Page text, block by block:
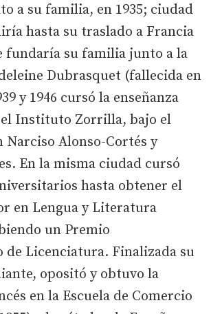
a su familia, en 1935; ciudad
hasta su traslado a Francia
fundaría su familia junto a la
Dubrasquet (fallecida en
y 1946 cursó la enseñanza
el Instituto Zorrilla, bajo el
Narciso Alonso-Cortés y
En la misma ciudad cursó
hasta obtener el
en Lengua y Literatura
un Premio
Licenciatura. Finalizada su
opositó y obtuvo la
en la Escuela de Comercio